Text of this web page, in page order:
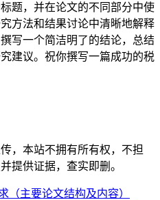
题，并在论文的不同部分中使
方法和结果讨论中清晰地解释
写一个简洁明了的结论，总结
建议。祝你撰写一篇成功的税
，本站不拥有所有权，不担
提供证据，查实即删。
（主要论文结构及内容）